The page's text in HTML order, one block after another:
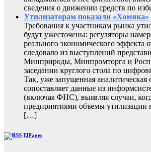
сведения о движении средств по
Утилизаторам показали «Хомяка»
Требования к участникам рынка
будут ужесточены: регуляторы
реального экономического эффекта
следовало из выступлений
Минприроды, Минпромторга и
заседании круглого стола по
Так, уже запущенная аналитическая
сопоставляет данные из
(включая ФНС), выявляя случаи,
предприятиями объемы утилизации
[…]
ElPages